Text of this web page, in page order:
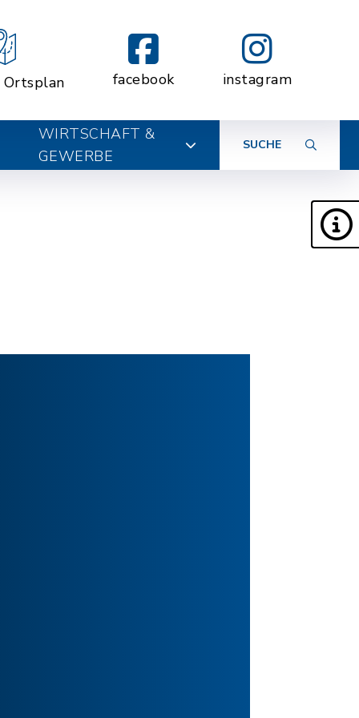
facebook instagram
WIRTSCHAFT &
GEWERBE
SUCHE